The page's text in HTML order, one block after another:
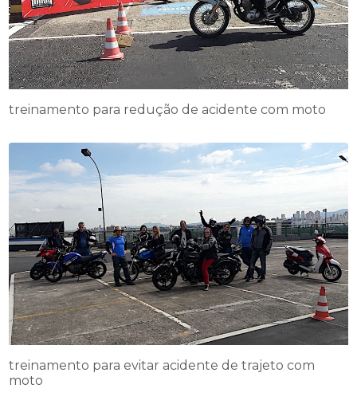
treinamento para redução de acidente com moto
treinamento para evitar acidente de trajeto com
moto